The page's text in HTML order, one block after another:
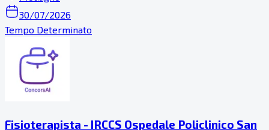
30/07/2026
Tempo Determinato
Fisioterapista - IRCCS Ospedale Policlinico San